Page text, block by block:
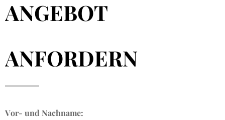
ANGEBOT
ANFORDERN
Vor- und Nachname: